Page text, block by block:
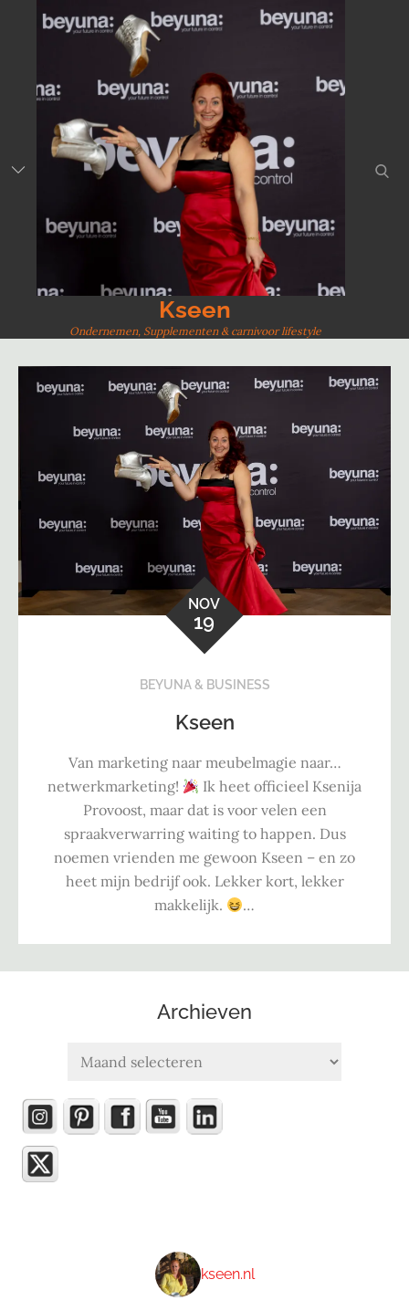
Kseen
Ondernemen, Supplementen & carnivoor lifestyle
NOV
19
BEYUNA & BUSINESS
Kseen
Van marketing naar meubelmagie naar…
netwerkmarketing!
Ik heet officieel Ksenija
Provoost, maar dat is voor velen een
spraakverwarring waiting to happen. Dus
noemen vrienden me gewoon Kseen – en zo
heet mijn bedrijf ook. Lekker kort, lekker
makkelijk.
…
Archieven
Archieven
kseen.nl